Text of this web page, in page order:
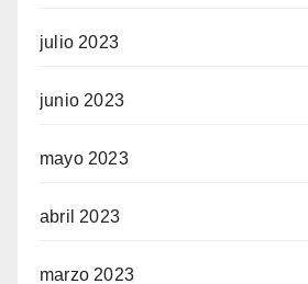
julio 2023
junio 2023
mayo 2023
abril 2023
marzo 2023